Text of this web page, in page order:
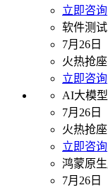
立即咨询
软件测
7月26日
火热抢
立即咨询
AI大模
7月26日
火热抢
立即咨询
鸿蒙原
7月26日